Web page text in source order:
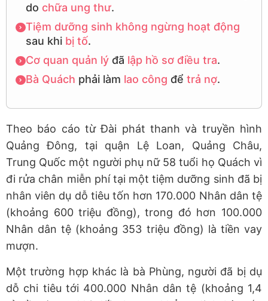
do chữa ung thư.
Tiệm dưỡng sinh không ngừng hoạt động
sau khi bị tố.
Cơ quan quản lýđã lập hồ sơ điều tra.
Bà Quách phải làm lao công để trả nợ.
Theo báo cáo từ Đài phát thanh và truyền hình
Quảng Đông, tại quận Lệ Loan, Quảng Châu,
Trung Quốc một người phụ nữ 58 tuổi họ Quách vì
đi rửa chân miễn phí tại một tiệm dưỡng sinh đã bị
nhân viên dụ dỗ tiêu tốn hơn 170.000 Nhân dân tệ
(khoảng 600 triệu đồng), trong đó hơn 100.000
Nhân dân tệ (khoảng 353 triệu đồng) là tiền vay
mượn.
Một trường hợp khác là bà Phùng, người đã bị dụ
dỗ chi tiêu tới 400.000 Nhân dân tệ (khoảng 1,4